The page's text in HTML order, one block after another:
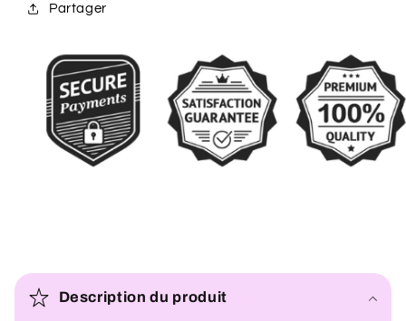
Partager
o
Description du produit